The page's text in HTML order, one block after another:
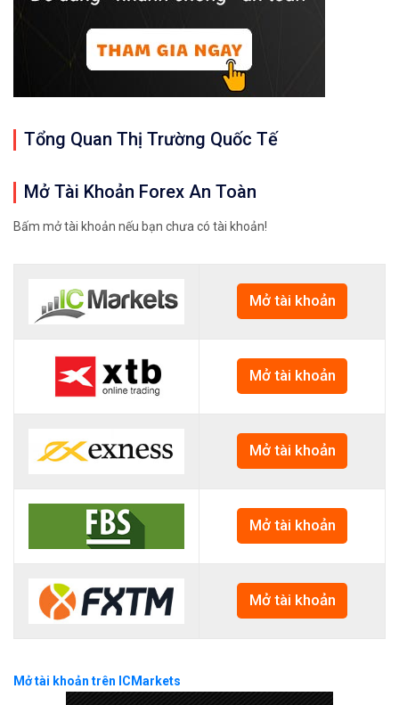
Tổng Quan Thị Trường Quốc Tế
Mở Tài Khoản Forex An Toàn
Bấm mở tài khoản nếu bạn chưa có tài khoản!
Mở tài khoản
Mở tài khoản
Mở tài khoản
Mở tài khoản
Mở tài khoản
Mở tài khoản trên ICMarkets